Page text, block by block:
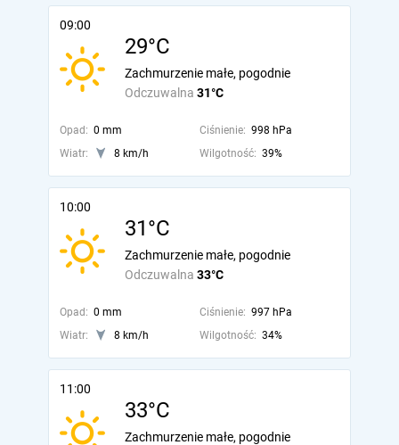
09:00
29°C
Odczuwalna 31°C
Zachmurzenie małe, pogodnie
Opad: 0 mm Ciśnienie: 998 hPa
Wiatr:
8 km/h Wilgotność: 39%
10:00
31°C
Odczuwalna 33°C
Zachmurzenie małe, pogodnie
Opad: 0 mm Ciśnienie: 997 hPa
Wiatr:
8 km/h Wilgotność: 34%
11:00
33°C
Zachmurzenie małe, pogodnie